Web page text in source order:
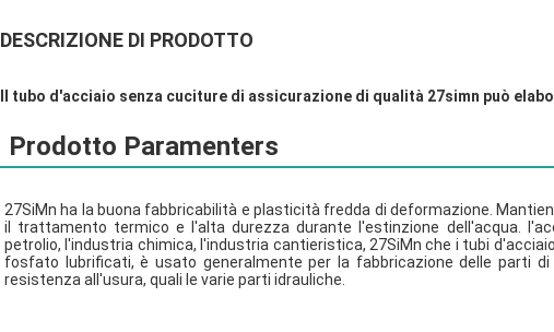
DESCRIZIONE DI PRODOTTO
Il tubo d'acciaio senza cuciture di assicurazione di qualità 27simn può
Prodotto Paramenters
27SiMn ha la buona fabbricabilità e plasticità fredda di deformazione.
il trattamento termico e l'alta durezza durante l'estinzione dell'acqua.
petrolio, l'industria chimica, l'industria cantieristica, 27SiMn che i tubi
fosfato lubrificati, è usato generalmente per la fabbricazione delle parti
resistenza all'usura, quali le varie parti idrauliche.